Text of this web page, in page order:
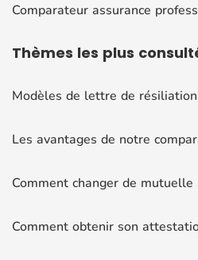
Comparateur assurance
Thèmes les plus
Modèles de lettre de
Les avantages de notre
Comment changer de mutuelle
Comment obtenir son